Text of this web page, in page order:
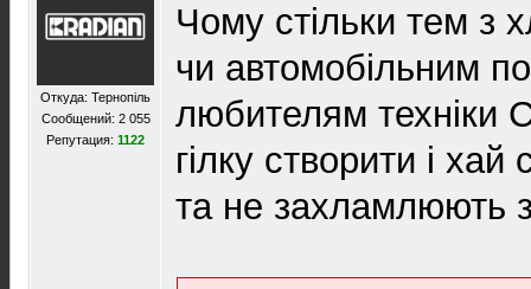
Откуда: Тернопіль
Сообщений: 2 055
Репутация: 1122
Чому стільки тем з
чи автомобільним
любителям техніки
гілку створити і
та не захламлюють